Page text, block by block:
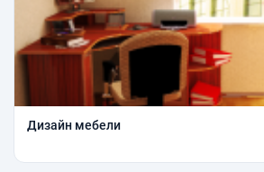
Дизайн мебели